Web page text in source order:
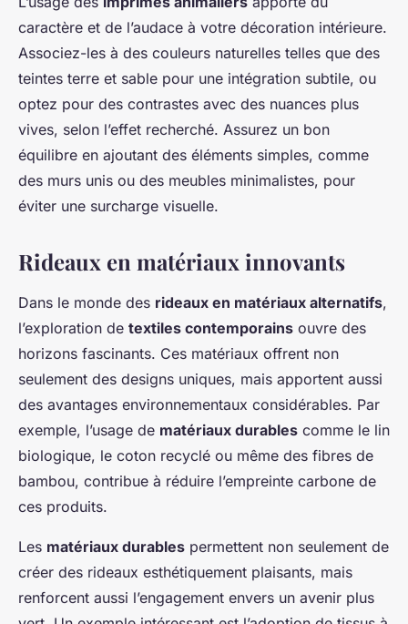
caractère et de l’audace à votre décoration intérieure.
Associez-les à des couleurs naturelles telles que des
teintes terre et sable pour une intégration subtile, ou
optez pour des contrastes avec des nuances plus
vives, selon l’effet recherché. Assurez un bon
équilibre en ajoutant des éléments simples, comme
des murs unis ou des meubles minimalistes, pour
éviter une surcharge visuelle.
Rideaux en matériaux innovants
Dans le monde des rideaux en matériaux alternatifs,
l’exploration de textiles contemporains ouvre des
horizons fascinants. Ces matériaux offrent non
seulement des designs uniques, mais apportent aussi
des avantages environnementaux considérables. Par
exemple, l’usage de matériaux durables comme le lin
biologique, le coton recyclé ou même des fibres de
bambou, contribue à réduire l’empreinte carbone de
ces produits.
Les matériaux durables permettent non seulement de
créer des rideaux esthétiquement plaisants, mais
renforcent aussi l’engagement envers un avenir plus